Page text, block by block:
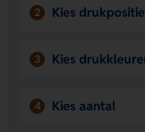
Voorzijde.
Compact en praktisch
naartoe.
2 Kies drukpositie
3 Kies
4 Kies aantal